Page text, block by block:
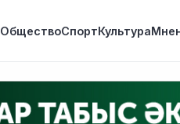
ОбществоСпортКультура